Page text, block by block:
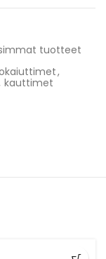
tuotteet
,
kauttimet